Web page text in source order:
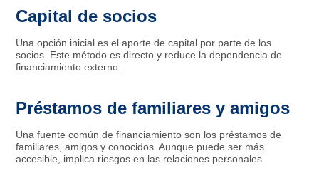
Capital de socios
Una opción inicial es el aporte de capital por parte de los
socios. Este método es directo y reduce la dependencia de
financiamiento externo.
Préstamos de familiares y amigos
Una fuente común de financiamiento son los préstamos de
familiares, amigos y conocidos. Aunque puede ser más
accesible, implica riesgos en las relaciones personales.